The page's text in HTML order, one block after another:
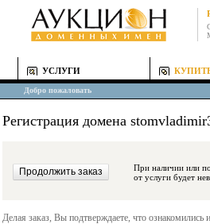
УСЛУГИ
Добро пожаловать
Регистрация домена
При наличии или
от услуги будет
Делая заказ, Вы подтверждаете, что ознакомились